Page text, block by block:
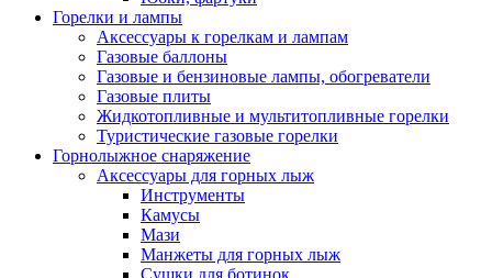
Горелки и лампы
Аксессуары к горелкам и лампам
Газовые баллоны
Газовые и бензиновые лампы, обогреватели
Газовые плиты
Жидкотопливные и мультитопливные горелки
Туристические газовые горелки
Горнолыжное снаряжение
Аксессуары для горных лыж
Инструменты
Камусы
Мази
Манжеты для горных лыж
Сушки для ботинок